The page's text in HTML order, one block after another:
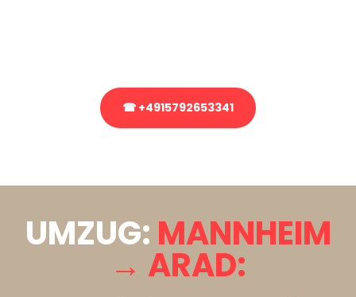
☎ +4915792653341
UMZUG: MANNHEIM
→ ARAD: